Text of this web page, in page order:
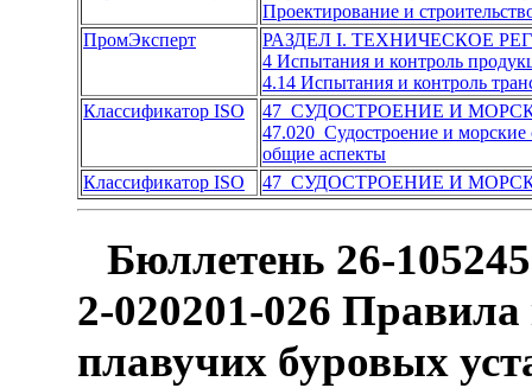
Проектирование и
ПромЭксперт
РАЗДЕЛ I. ТЕХНИЧЕСКОЕ
4 Испытания и контроль
4.14 Испытания и контроль
Классификатор ISO
47 СУДОСТРОЕНИЕ И
47.020 Судостроение и
общие аспекты
Классификатор ISO
47 СУДОСТРОЕНИЕ И
Бюллетень 26-
2-020201-026
плавучих буровых